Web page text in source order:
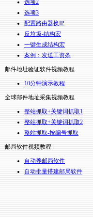
选项2
选项3
配置路由器换IP
反垃圾-结构宏
一键生成结构宏
案例：发送工资条
邮件地址验证软件视频教程
10分钟演示教程
全球邮件地址采集视频教程
整站抓取+关键词抓取1
整站抓取+关键词抓取2
整站抓取-按编号抓取
邮局软件视频教程
自动养邮局软件
自动批量搭建邮局软件